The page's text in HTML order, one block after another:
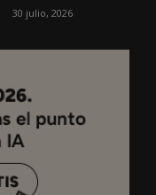
30 julio, 2026